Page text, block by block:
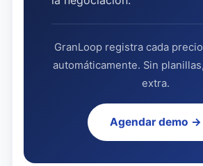
GranLoop registra cada
automáticamente. Sin
extra.
Agendar demo →